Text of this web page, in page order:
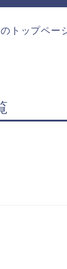
トップペー